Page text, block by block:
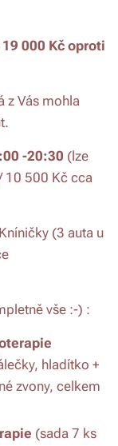
000 Kč oproti
z Vás mohla
-20:30 (lze
10 500 Kč cca
(3 auta u
vše :-) :
hladítko +
zvony, celkem
(sada 7 ks